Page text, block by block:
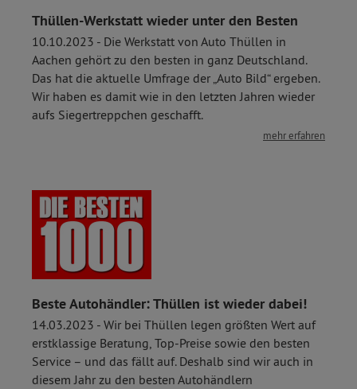
Thüllen-Werkstatt wieder unter den Besten
10.10.2023 - Die Werkstatt von Auto Thüllen in
Aachen gehört zu den besten in ganz Deutschland.
Das hat die aktuelle Umfrage der „Auto Bild“ ergeben.
Wir haben es damit wie in den letzten Jahren wieder
aufs Siegertreppchen geschafft.
mehr erfahren
Beste Autohändler: Thüllen ist wieder dabei!
14.03.2023 - Wir bei Thüllen legen größten Wert auf
erstklassige Beratung, Top-Preise sowie den besten
Service – und das fällt auf. Deshalb sind wir auch in
diesem Jahr zu den besten Autohändlern